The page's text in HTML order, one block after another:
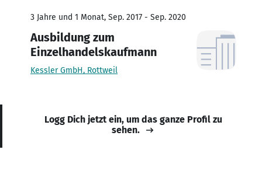
3 Jahre und 1 Monat, Sep. 2017 - Sep. 2020
Ausbildung zum
Einzelhandelskaufmann
Kessler GmbH, Rottweil
Logg Dich jetzt ein, um das ganze Profil zu
sehen.